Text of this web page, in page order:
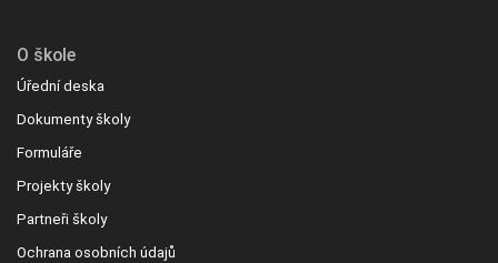
O škole
Úřední deska
Dokumenty školy
Formuláře
Projekty školy
Partneři školy
Ochrana osobních údajů